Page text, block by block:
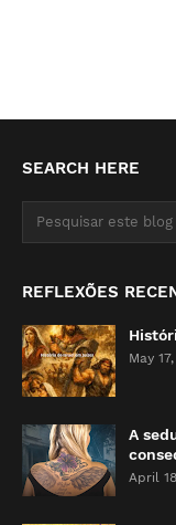
SEARCH HERE
REFLEXÕES
May
A
April